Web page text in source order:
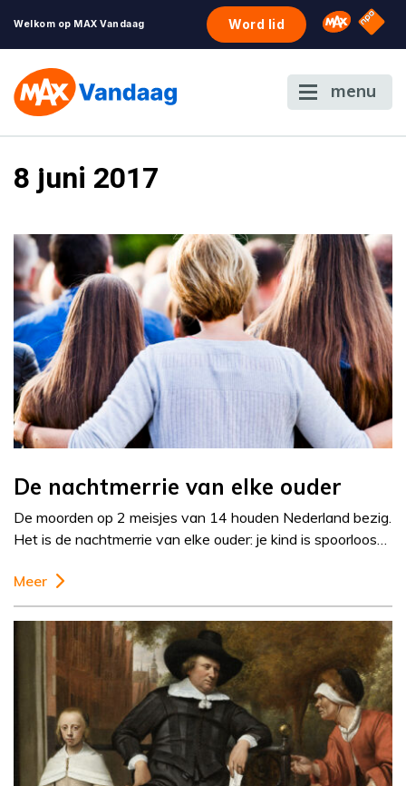
Welkom op MAX Vandaag Word lid Omroep
NPO
menu
8 juni 2017
De nachtmerrie van elke ouder
De moorden op 2 meisjes van 14 houden Nederland bezig.
Het is de nachtmerrie van elke ouder: je kind is spoorloos…
Meer